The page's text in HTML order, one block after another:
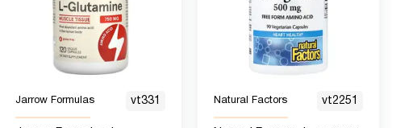
Jarrow Formulas vt331 Natural Factors vt2251